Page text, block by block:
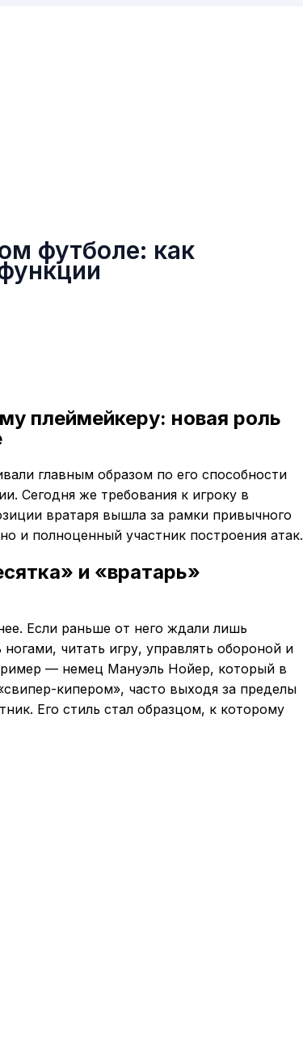
футболе: как
плеймейкеру: новая роль
главным образом по его способности
Сегодня же требования к игроку в
вратаря вышла за рамки привычного
и полноценный участник построения атак.
и «вратарь»
Если раньше от него ждали лишь
читать игру, управлять обороной и
— немец Мануэль Нойер, который в
кипером», часто выходя за пределы
Его стиль стал образцом, к которому